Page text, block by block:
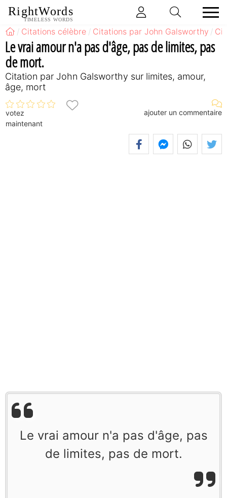
RightWords
TIMELESS WORDS
Citations célèbre Citations par John Galsworthy
Le vrai amour n'a pas d'âge, pas de limites, pas
de mort.
Citation par John Galsworthy sur limites, amour,
âge, mort
votez
maintenant
ajouter un commentaire
Le vrai amour n'a pas d'âge, pas
de limites, pas de mort.